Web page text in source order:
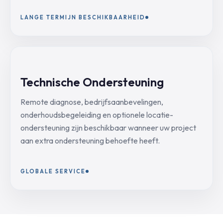
LANGE TERMIJN BESCHIKBAARHEID
Technische Ondersteuning
Remote diagnose, bedrijfsaanbevelingen,
onderhoudsbegeleiding en optionele locatie-
ondersteuning zijn beschikbaar wanneer uw project
aan extra ondersteuning behoefte heeft.
GLOBALE SERVICE